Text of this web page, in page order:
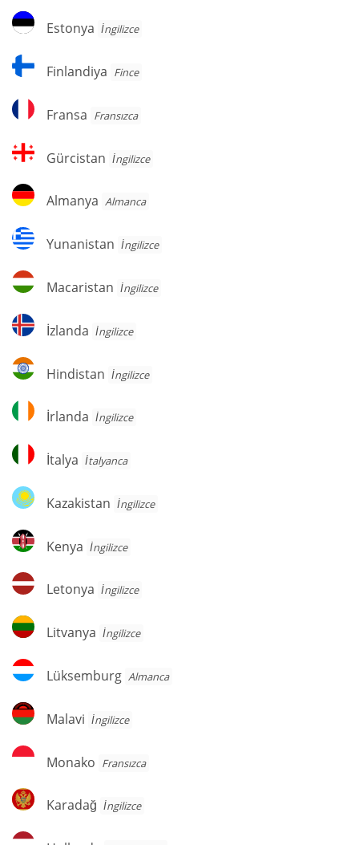
Estonya
Estonya İngilizce
Finlandiya
Finlandiya Fince
Fransa
Fransa Fransızca
Gürcistan
Gürcistan İngilizce
Almanya
Almanya Almanca
Yunanistan
Yunanistan İngilizce
Macaristan
Macaristan İngilizce
İzlanda
İzlanda İngilizce
Hindistan
Hindistan İngilizce
İrlanda
İrlanda İngilizce
İtalya
İtalya İtalyanca
Kazakistan
Kazakistan İngilizce
Kenya
Kenya İngilizce
Letonya
Letonya İngilizce
Litvanya
Litvanya İngilizce
Lüksemburg
Lüksemburg Almanca
Malavi
Malavi İngilizce
Monako
Monako Fransızca
Karadağ
Karadağ İngilizce
Hollanda